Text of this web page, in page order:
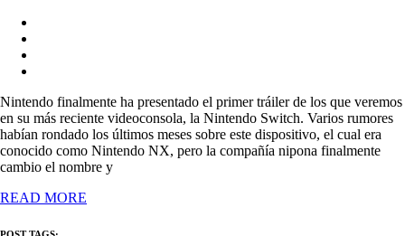
Nintendo finalmente ha presentado el primer tráiler de los que veremos
en su más reciente videoconsola, la Nintendo Switch. Varios rumores
habían rondado los últimos meses sobre este dispositivo, el cual era
conocido como Nintendo NX, pero la compañía nipona finalmente
cambio el nombre y
READ MORE